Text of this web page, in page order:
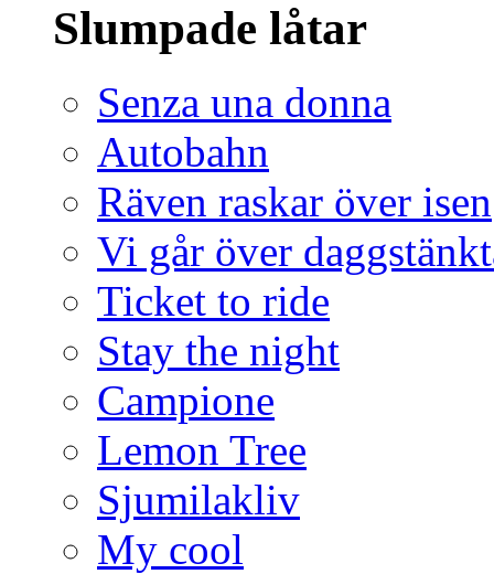
Slumpade låtar
Senza una donna
Autobahn
Räven raskar över isen
Vi går över
Ticket to ride
Stay the night
Campione
Lemon Tree
Sjumilakliv
My cool